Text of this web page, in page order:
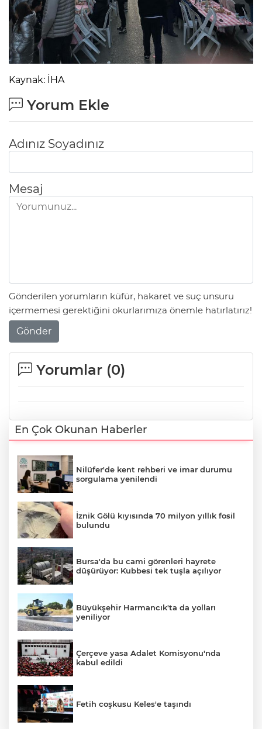
Kaynak: İHA
Yorum Ekle
Adınız Soyadınız
Mesaj
Gönderilen yorumların küfür, hakaret ve suç unsuru
içermemesi gerektiğini okurlarımıza önemle hatırlatırız!
Gönder
Yorumlar (0)
En Çok Okunan Haberler
Nilüfer'de kent rehberi ve imar durumu
sorgulama yenilendi
İznik Gölü kıyısında 70 milyon yıllık fosil
bulundu
Bursa'da bu cami görenleri hayrete
düşürüyor: Kubbesi tek tuşla açılıyor
Büyükşehir Harmancık'ta da yolları
yeniliyor
Çerçeve yasa Adalet Komisyonu'nda
kabul edildi
Fetih coşkusu Keles'e taşındı